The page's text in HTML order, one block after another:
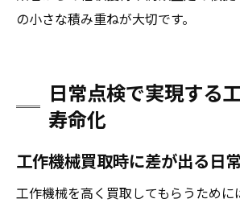
の小さな積み重ねが大切です。
日常点検で実現する
寿命化
工作機械買取時に差が出る日
工作機械を高く買取してもらうため